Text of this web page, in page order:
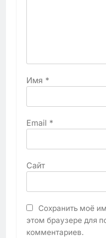
Имя *
Email *
Сайт
Сохранить моё
этом браузере для
комментариев.